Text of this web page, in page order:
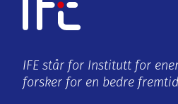
IFE står for Institutt for
forsker for en bedre